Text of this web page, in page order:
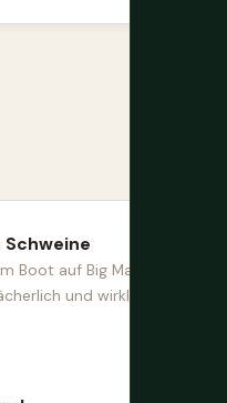
Schweine
Boot auf Big Major
und wirklich